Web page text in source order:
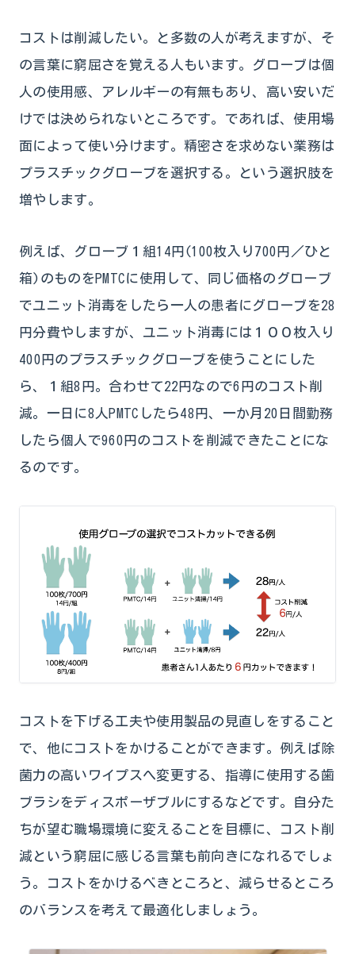
コストは削減したい。と多数の人が考えますが、そ
の言葉に窮屈さを覚える人もいます。グローブは個
人の使用感、アレルギーの有無もあり、高い安いだ
けでは決められないところです。であれば、使用場
面によって使い分けます。精密さを求めない業務は
プラスチックグローブを選択する。という選択肢を
増やします。
例えば、グローブ１組14円(100枚入り700円／ひと
箱)のものをPMTCに使用して、同じ価格のグローブ
でユニット消毒をしたら一人の患者にグローブを28
円分費やしますが、ユニット消毒には１００枚入り
400円のプラスチックグローブを使うことにした
ら、１組8円。合わせて22円なので6円のコスト削
減。一日に8人PMTCしたら48円、一か月20日間勤務
したら個人で960円のコストを削減できたことにな
るのです。
コストを下げる工夫や使用製品の見直しをすること
で、他にコストをかけることができます。例えば除
菌力の高いワイプスへ変更する、指導に使用する歯
ブラシをディスポーザブルにするなどです。自分た
ちが望む職場環境に変えることを目標に、コスト削
減という窮屈に感じる言葉も前向きになれるでしょ
う。コストをかけるべきところと、減らせるところ
のバランスを考えて最適化しましょう。